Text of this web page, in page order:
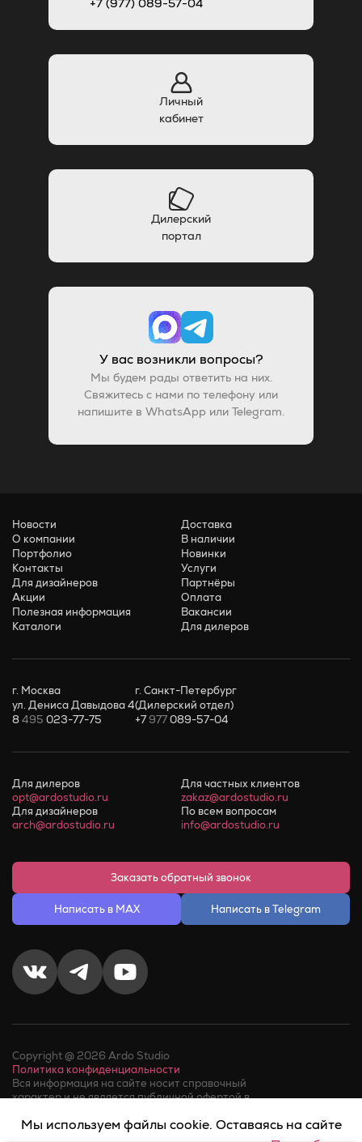
+7 (977) 089-57-04
Личный
кабинет
Дилерский
портал
У вас возникли вопросы?
Мы будем рады ответить на них.
Свяжитесь с нами по телефону или
напишите в WhatsApp или Telegram.
Новости
О компании
Портфолио
Контакты
Для дизайнеров
Акции
Полезная информация
Каталоги
Доставка
В наличии
Новинки
Услуги
Партнёры
Оплата
Вакансии
Для дилеров
г. Москва
ул. Дениса Давыдова 4
8495 023-77-75
г. Санкт-Петербург
(Дилерский отдел)
+7977089-57-04
Для дилеров
opt@ardostudio.ru
Для частных клиентов
zakaz@ardostudio.ru
Для дизайнеров
arch@ardostudio.ru
По всем вопросам
info@ardostudio.ru
Заказать обратный звонок
Написать в MAX Написать в Telegram
Copyright @ 2026 Ardo Studio
Политика конфиденциальности
Вся информация на сайте носит справочный
характер и не является публичной офертой в
Факт телефонного звонка в компанию или обращения в
согласие на обработку
Мы используем файлы cookie. Оставаясь на сайте